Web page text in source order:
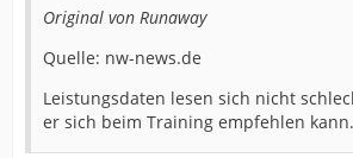
Original von Runaway
Quelle: nw-news.de
Leistungsdaten lesen sich nicht
er sich beim Training empfehlen kann.